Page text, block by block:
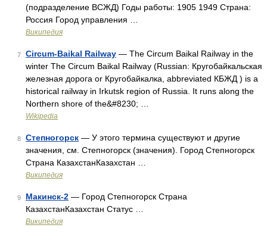
(подразделение ВСЖД) Годы работы: 1905 1949 Страна:
Россия Город управления …
Википедия
7 Circum-Baikal Railway — The Circum Baikal Railway in the
winter The Circum Baikal Railway (Russian: Кругобайкальская
железная дорога or Кругобайкалка, abbreviated КБЖД ) is a
historical railway in Irkutsk region of Russia. It runs along the
Northern shore of the&#8230; …
Wikipedia
8 Степногорск — У этого термина существуют и другие
значения, см. Степногорск (значения). Город Степногорск
Страна КазахстанКазахстан …
Википедия
9 Макинск-2 — Город Степногорск Страна
КазахстанКазахстан Статус …
Википедия